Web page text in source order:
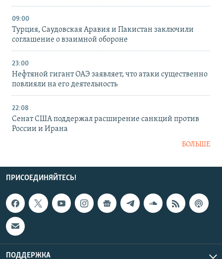
09:00
Турция, Саудовская Аравия и Пакистан заключили
соглашение о взаимной обороне
23:00
Нефтяной гигант ОАЭ заявляет, что атаки существенно
повлияли на его деятельность
22:08
Сенат США поддержал расширение санкций против
России и Ирана
БОЛЬШЕ
ПРИСОЕДИНЯЙТЕСЬ!
ПОДДЕРЖКА